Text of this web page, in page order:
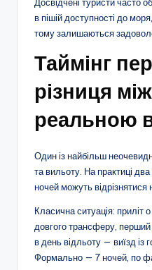
в пішій доступності до
тому залишаються
Таймінг
різниця
реальною
Один із найбільш
та вильоту. На практиці
ночей можуть відрізнятися
Класична ситуація: приліт
довгого трансферу,
в день відльоту — виїзд із
Формально — 7 ночей, по